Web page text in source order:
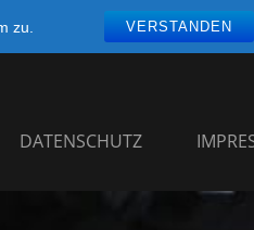
zu. VERSTANDEN
DATENSCHUTZ